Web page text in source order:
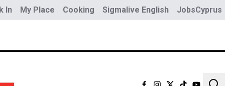
In My Place Cooking Sigmalive English JobsCyprus